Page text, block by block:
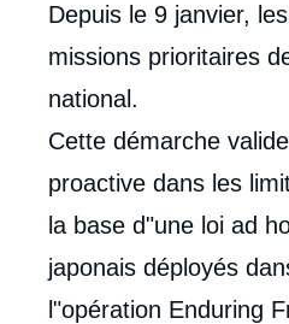
Depuis le 9 janvier,
missions prioritaires
national.
Cette démarche
proactive dans les
la base d"une loi ad
japonais déployés
l"opération Enduring